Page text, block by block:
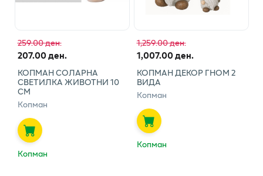
259.00 ден.
207.00 ден.
КОПМАН СОЛАРНА
СВЕТИЛКА ЖИВОТНИ 10
СМ
Копман
Копман
1,259.00 ден.
1,007.00 ден.
КОПМАН ДЕКОР ГНОМ 2
ВИДА
Копман
Копман